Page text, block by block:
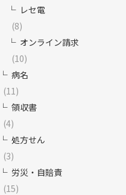
レセ電
(8)
オンライン請求
(10)
病名
(11)
領収書
(4)
処方せん
(3)
労災・自賠責
(15)